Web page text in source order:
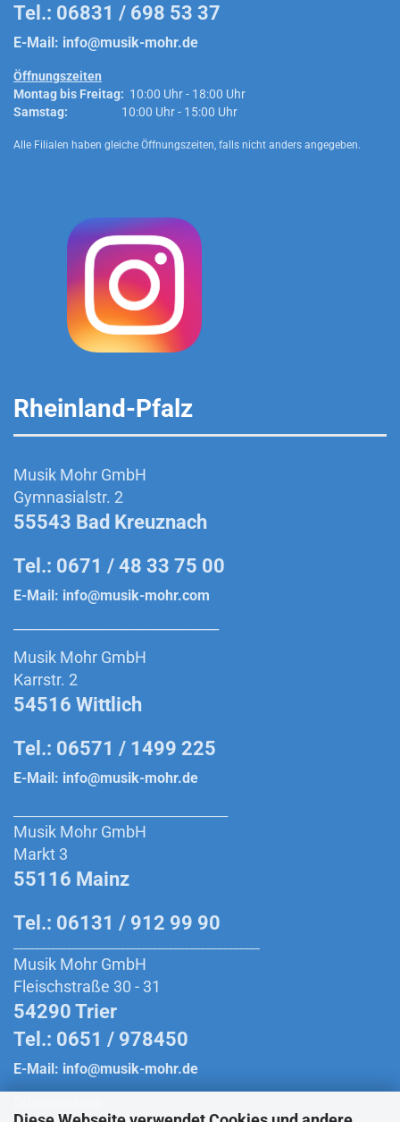
Tel.: 06831 / 698 53 37
E-Mail: info@musik-mohr.de
Öffnungszeiten
Montag bis Freitag: 10:00 Uhr - 18:00 Uhr
Samstag: 10:00 Uhr - 15:00 Uhr
Alle Filialen haben gleiche Öffnungszeiten, falls nicht anders angegeben.
Rheinland-Pfalz
Musik Mohr GmbH
Gymnasialstr. 2
55543 Bad Kreuznach
Tel.: 0671 / 48 33 75 00
E-Mail: info@musik-mohr.com
Musik Mohr GmbH
Karrstr. 2
54516 Wittlich
Tel.: 06571 / 1499 225
E-Mail: info@musik-mohr.de
Musik Mohr GmbH
Markt 3
55116 Mainz
Tel.: 06131 / 912 99 90
Musik Mohr GmbH
Fleischstraße 30 - 31
54290 Trier
Tel.: 0651 / 978450
E-Mail: info@musik-mohr.de